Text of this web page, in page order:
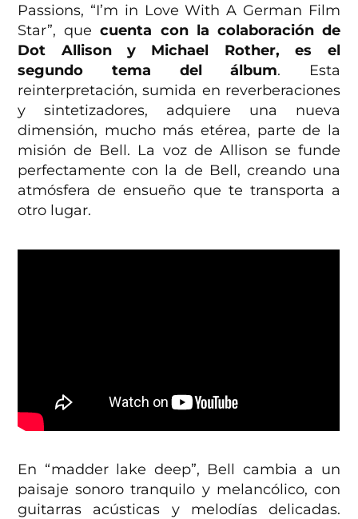
Passions, “I’m in Love With A German Film
Star”, quecuenta con la colaboración de
Dot Allison y Michael Rother, es el
segundo tema del álbum. Esta
reinterpretación, sumida en reverberaciones
y sintetizadores, adquiere una nueva
dimensión, mucho más etérea, parte de la
misión de Bell. La voz de Allison se funde
perfectamente con la de Bell, creando una
atmósfera de ensueño que te transporta a
otro lugar.
En “madder lake deep”, Bell cambia a un
paisaje sonoro tranquilo y melancólico, con
guitarras acústicas y melodías delicadas.